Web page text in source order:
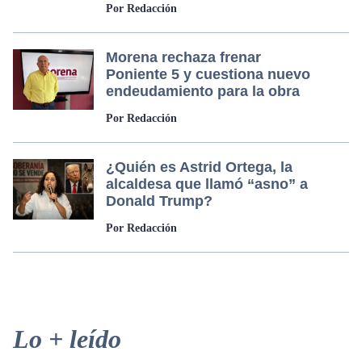
Por Redacción
Morena rechaza frenar
Poniente 5 y cuestiona nuevo
endeudamiento para la obra
Por Redacción
¿Quién es Astrid Ortega, la
alcaldesa que llamó “asno” a
Donald Trump?
Por Redacción
Primary
Sidebar
Lo + leído